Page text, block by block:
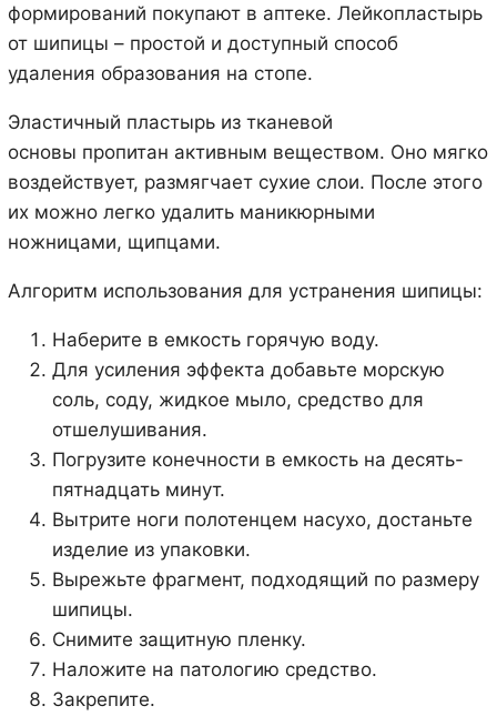
формирований покупают в аптеке. Лейкопластырь
от шипицы – простой и доступный способ
удаления образования на стопе.
Эластичный пластырь из тканевой
основы пропитан активным веществом. Оно мягко
воздействует, размягчает сухие слои. После этого
их можно легко удалить маникюрными
ножницами, щипцами.
Алгоритм использования для устранения шипицы:
Наберите в емкость горячую воду.
Для усиления эффекта добавьте морскую
соль, соду, жидкое мыло, средство для
отшелушивания.
Погрузите конечности в емкость на десять-
пятнадцать минут.
Вытрите ноги полотенцем насухо, достаньте
изделие из упаковки.
Вырежьте фрагмент, подходящий по размеру
шипицы.
Снимите защитную пленку.
Наложите на патологию средство.
Закрепите.